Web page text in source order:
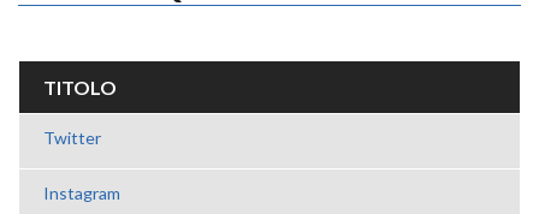
TITOLO
Twitter
Instagram